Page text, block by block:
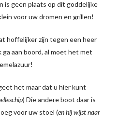
is geen plaats op dit goddelijke
voor uw dromen en grillen!
hoffelijker zijn tegen een heer
ga aan boord, al moet het met
het maar dat u hier kunt
) Die andere boot daar is
voor uw stoel (en hij wijst naar